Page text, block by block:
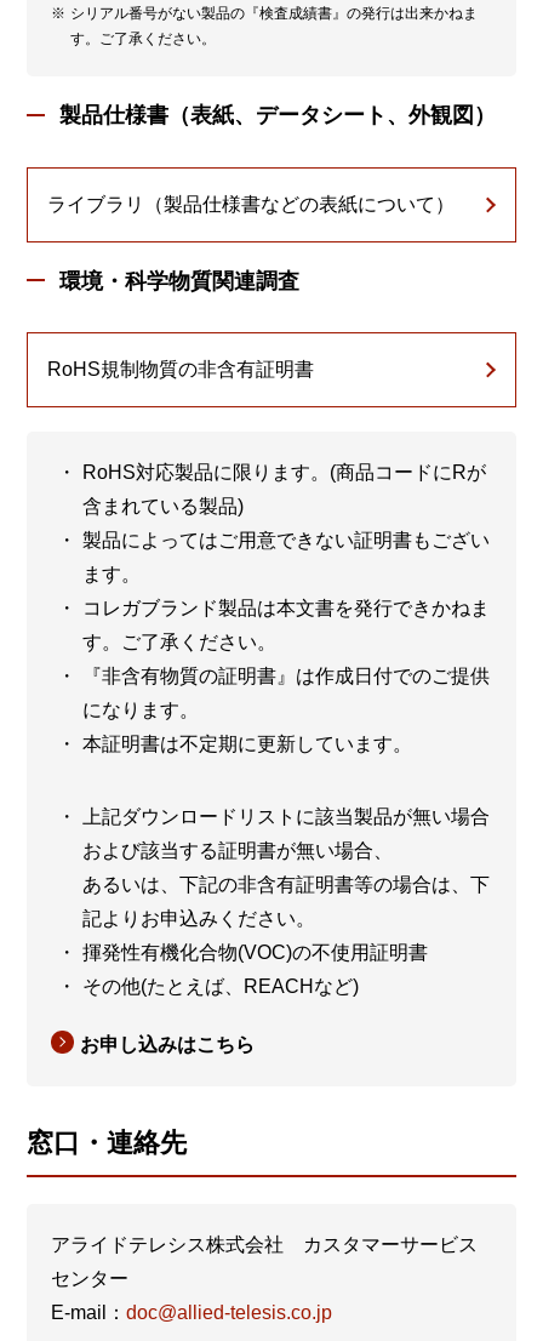
シリアル番号がない製品の『検査成績書』の発行は出来かねま
す。ご了承ください。
製品仕様書（表紙、データシート、外観図）
ライブラリ（製品仕様書などの表紙について）
環境・科学物質関連調査
RoHS規制物質の非含有証明書
RoHS対応製品に限ります。(商品コードにRが
含まれている製品)
製品によってはご用意できない証明書もござい
ます。
コレガブランド製品は本文書を発行できかねま
す。ご了承ください。
『非含有物質の証明書』は作成日付でのご提供
になります。
本証明書は不定期に更新しています。
上記ダウンロードリストに該当製品が無い場合
および該当する証明書が無い場合、
あるいは、下記の非含有証明書等の場合は、下
記よりお申込みください。
揮発性有機化合物(VOC)の不使用証明書
その他(たとえば、REACHなど)
お申し込みはこちら
窓口・連絡先
アライドテレシス株式会社 カスタマーサービス
センター
E-mail：doc@allied-telesis.co.jp